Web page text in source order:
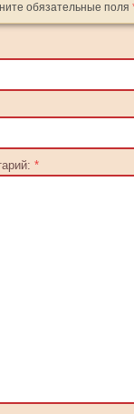
обязательные поля
*